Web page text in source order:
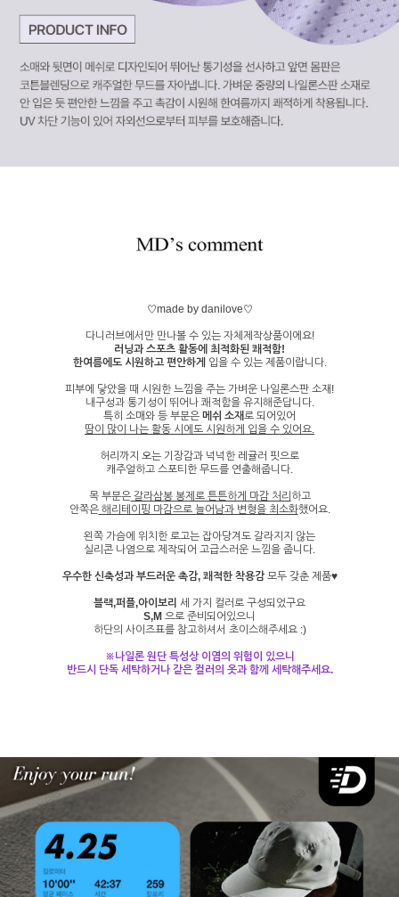
♡made by danilove♡
다니러브에서만 만나볼 수 있는 자체제작상품이에요!
러닝과 스포츠 활동에 최적화된 쾌적함!
한여름에도 시원하고 편안하게 입을 수 있는 제품이랍니다.
피부에 닿았을 때 시원한 느낌을 주는 가벼운 나일론스판 소재!
내구성과 통기성이 뛰어나 쾌적함을 유지해준답니다.
특히 소매와 등 부분은 메쉬 소재로 되어있어
땀이 많이 나는 활동 시에도 시원하게 입을 수 있어요.
허리까지 오는 기장감과 넉넉한 레귤러 핏으로
캐주얼하고 스포티한 무드를 연출해줍니다.
목 부분은갈라삼봉 봉제로 튼튼하게 마감 처리 하고
안쪽은해리테이핑 마감으로 늘어남과 변형을 최소화했어요.
왼쪽 가슴에 위치한 로고는 잡아당겨도 갈라지지 않는
실리콘 나염으로 제작되어 고급스러운 느낌을 줍니다.
우수한 신축성과 부드러운 촉감, 쾌적한 착용감모두 갖춘 제품♥
블랙,퍼플,아이보리 세 가지 컬러로 구성되었구요
S,M 으로 준비되어있으니
하단의 사이즈표를 참고하셔서 초이스해주세요 :)
※나일론 원단 특성상 이염의 위험이 있으니
반드시 단독 세탁하거나 같은 컬러의 옷과 함께 세탁해주세요.